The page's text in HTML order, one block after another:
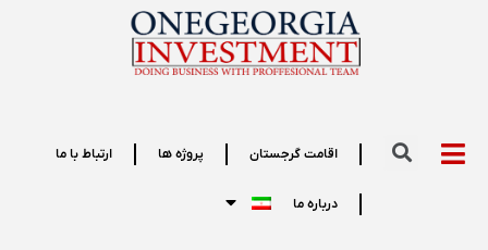
اقامت گرجستان پروژه ها ارتباط با ما
درباره ما